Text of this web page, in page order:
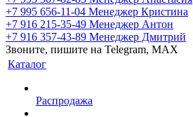
+7 995 656-11-04 Менеджер Кристина
+7 916 215-35-49 Менеджер Антон
+7 916 357-43-89 Менеджер Дмитрий
Звоните, пишите на Telegram, MAX
Каталог
Распродажа